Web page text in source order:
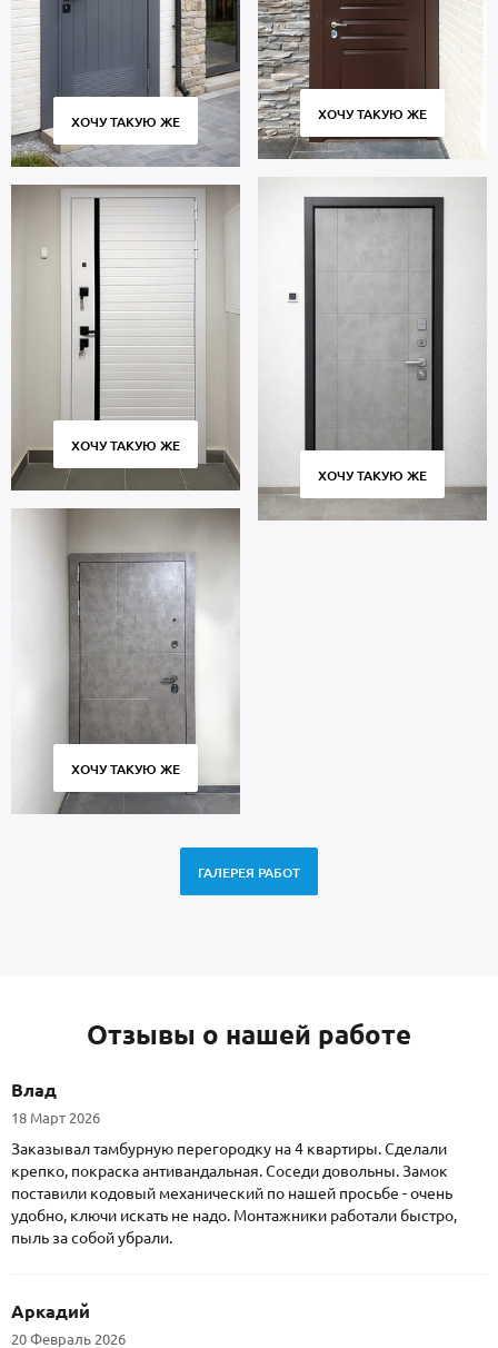
ХОЧУ ТАКУЮ ЖЕ
ХОЧУ ТАКУЮ ЖЕ
ХОЧУ ТАКУЮ ЖЕ
ХОЧУ ТАКУЮ ЖЕ
ХОЧУ ТАКУЮ ЖЕ
ГАЛЕРЕЯ РАБОТ
Отзывы о нашей работе
Влад
18 Март 2026
Заказывал тамбурную перегородку на 4 квартиры. Сделали
крепко, покраска антивандальная. Соседи довольны. Замок
поставили кодовый механический по нашей просьбе - очень
удобно, ключи искать не надо. Монтажники работали быстро,
пыль за собой убрали.
Аркадий
20 Февраль 2026